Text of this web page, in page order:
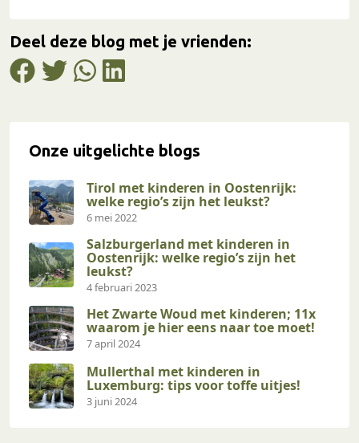
Deel deze blog met je vrienden:
Onze uitgelichte blogs
Tirol met kinderen in Oostenrijk:
welke regio’s zijn het leukst?
6 mei 2022
Salzburgerland met kinderen in
Oostenrijk: welke regio’s zijn het
leukst?
4 februari 2023
Het Zwarte Woud met kinderen; 11x
waarom je hier eens naar toe moet!
7 april 2024
Mullerthal met kinderen in
Luxemburg: tips voor toffe uitjes!
3 juni 2024